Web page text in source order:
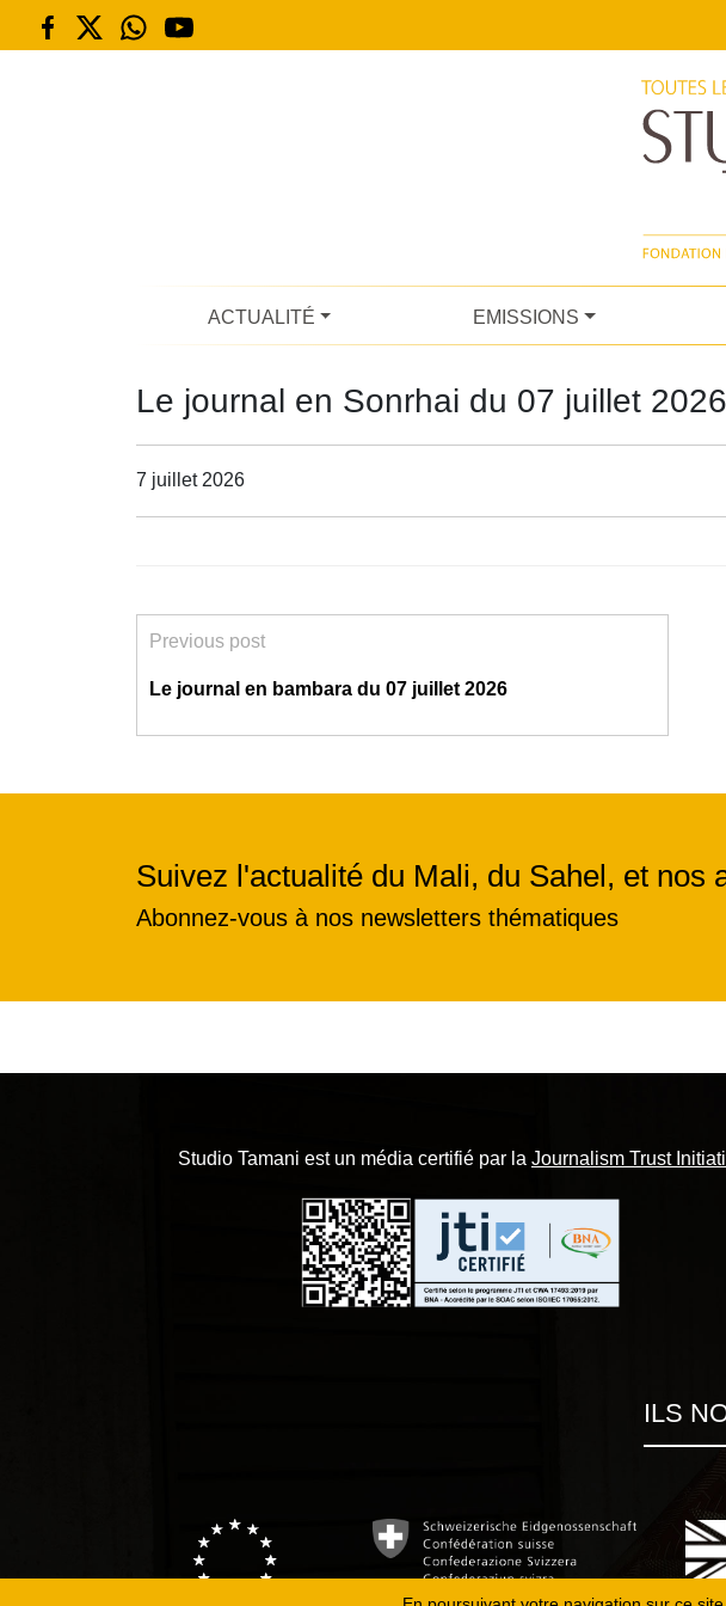
ACTUALITÉ EMISSIONS
Le journal en Sonrhai du 07 juillet 2026
7 juillet 2026
Previous post
Le journal en bambara du 07 juillet 2026
Suivez l'actualité du Mali, du Sahel, et nos
Abonnez-vous à nos newsletters thématiques
Studio Tamani est un média certifié par la Journalism Trust
ILS